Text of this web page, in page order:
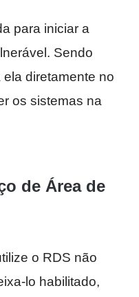
para iniciar a
Sendo
diretamente no
os sistemas na
de Área de
o RDS não
lo habilitado,